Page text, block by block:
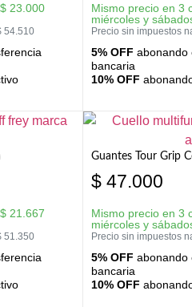
$ 23.000
54.510
Mismo precio en 3
miércoles y
Precio sin impuestos
5% OFF abonando
bancaria
10% OFF
$ 21.667
51.350
Guantes Tour Grip
$ 47.000
Mismo precio en 3
miércoles y
Precio sin impuestos
5% OFF abonando
bancaria
10% OFF